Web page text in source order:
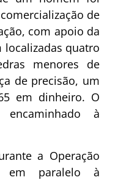
de
com apoio da
localizadas quatro
menores de
de precisão, um
em dinheiro. O
à
a Operação
em paralelo à